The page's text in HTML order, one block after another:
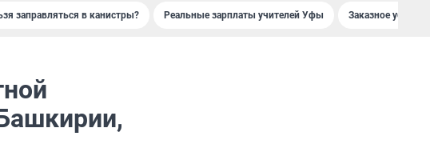
заправляться в канистры? Реальные зарплаты учителей Уфы Заказное